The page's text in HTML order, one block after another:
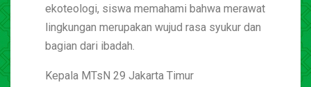
ekoteologi, siswa memahami bahwa merawat
lingkungan merupakan wujud rasa syukur dan
bagian dari ibadah.
Kepala MTsN 29 Jakarta Timur